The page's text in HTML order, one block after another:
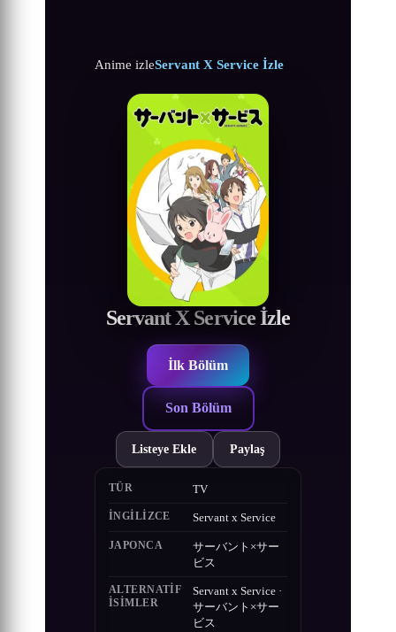
Anime izleServant X Service İzle
Servant X Service İzle
İlk Bölüm
Son Bölüm
Listeye Ekle Paylaş
TÜR TV
İNGILIZCE Servant x Service
JAPONCA
サーバント×サー
ビス
ALTERNATIF
ISIMLER
Servant x Service ·
サーバント×サー
ビス